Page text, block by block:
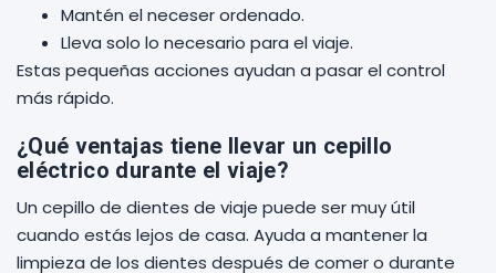
Mantén el neceser ordenado.
Lleva solo lo necesario para el viaje.
Estas pequeñas acciones ayudan a pasar el control
más rápido.
¿Qué ventajas tiene llevar un cepillo
eléctrico durante el viaje?
Un cepillo de dientes de viaje puede ser muy útil
cuando estás lejos de casa. Ayuda a mantener la
limpieza de los dientes después de comer o durante